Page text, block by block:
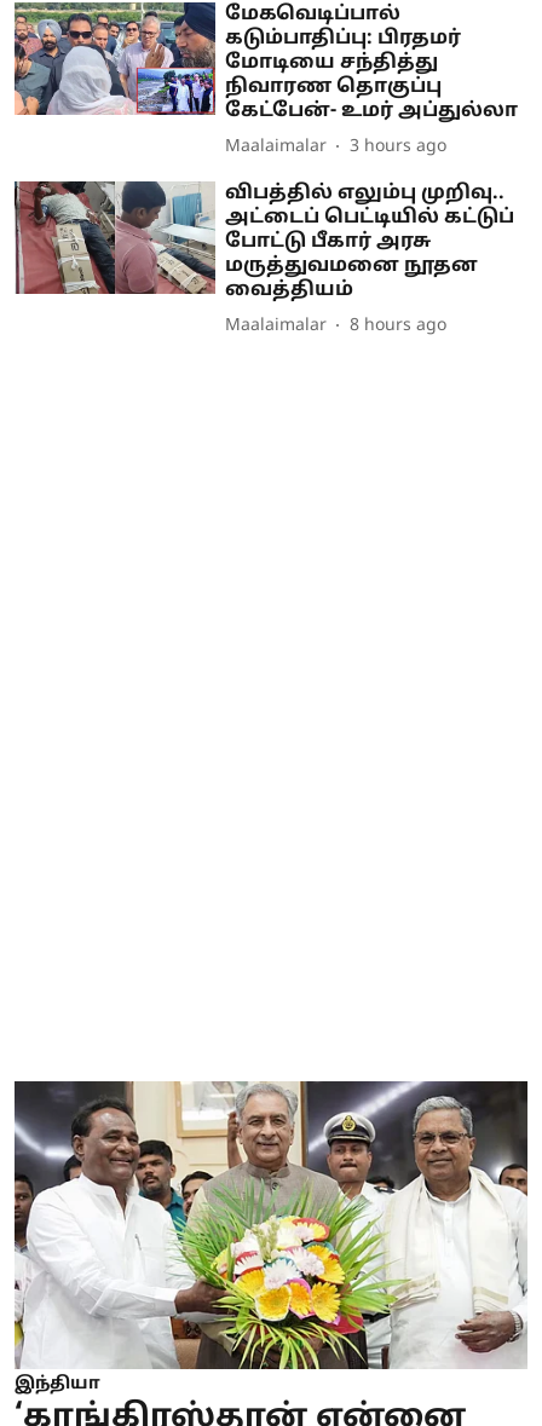
மேகவெடிப்பால்
கடும்பாதிப்பு: பிரதமர்
மோடியை சந்தித்து
நிவாரண தொகுப்பு
கேட்பேன்- உமர் அப்துல்லா
Maalaimalar 3 hours ago
விபத்தில் எலும்பு முறிவு..
அட்டைப் பெட்டியில் கட்டுப்
போட்டு பீகார் அரசு
மருத்துவமனை நூதன
வைத்தியம்
Maalaimalar 8 hours ago
இந்தியா